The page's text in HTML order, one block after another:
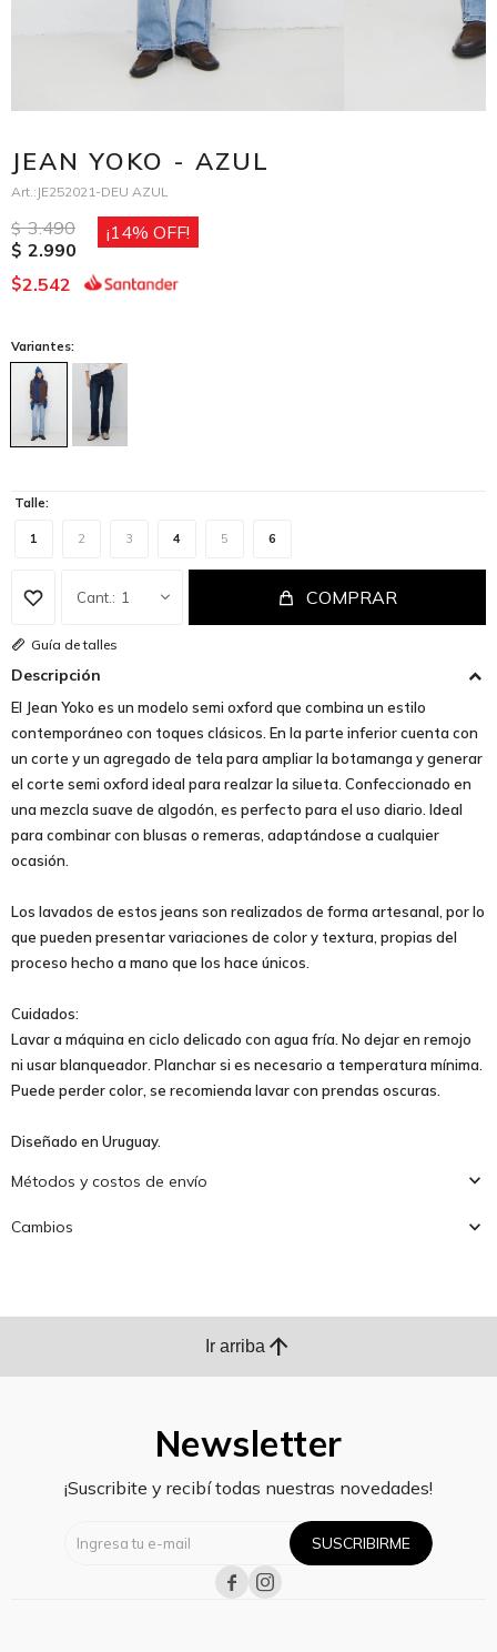
JEAN YOKO - AZUL
JE252021-DEU AZUL
$ 3.490
$ 2.990
14
$2.542
Variantes:
Talle:
1 2 3 4 5 6
1 COMPRAR
Guía de talles
Descripción
El Jean Yoko es un modelo semi oxford que combina un estilo
contemporáneo con toques clásicos. En la parte inferior cuenta con
un corte y un agregado de tela para ampliar la botamanga y generar
el corte semi oxford ideal para realzar la silueta. Confeccionado en
una mezcla suave de algodón, es perfecto para el uso diario. Ideal
para combinar con blusas o remeras, adaptándose a cualquier
ocasión.
Los lavados de estos jeans son realizados de forma artesanal, por lo
que pueden presentar variaciones de color y textura, propias del
proceso hecho a mano que los hace únicos.
Cuidados:
Lavar a máquina en ciclo delicado con agua fría. No dejar en remojo
ni usar blanqueador. Planchar si es necesario a temperatura mínima.
Puede perder color, se recomienda lavar con prendas oscuras.
Diseñado en Uruguay.
Métodos y costos de envío
Cambios
Ir arriba arrow_upward
Newsletter
¡Suscribite y recibí todas nuestras novedades!
SUSCRIBIRME
 